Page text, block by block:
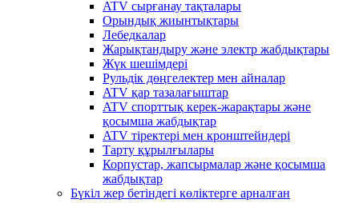
ATV сырғанау тақталары
Орындық жиынтықтары
Лебедкалар
Жарықтандыру және электр жабдықтары
Жүк шешімдері
Рульдік дөңгелектер мен айналар
ATV қар тазалағыштар
ATV спорттық керек-жарақтары және
қосымша жабдықтар
ATV тіректері мен кронштейндері
Тарту құрылғылары
Корпустар, жапсырмалар және қосымша
жабдықтар
Бүкіл жер бетіндегі көліктерге арналған